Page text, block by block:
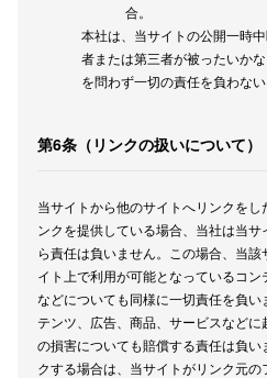
合。
本社は、当サイトの公開一時
者または第三者が被ったいか
を問わず一切の責任を負わない
第6条（リンクの扱いについて）
当サイトから他のサイトへリンクを
ンクを提供している場合、当社は当
ら責任は負いません。この場合、当
イト上で利用が可能となっているコ
などについても同様に一切責任を負
テンツ、広告、商品、サービスなど
の損害についても賠償する責任は負
クする場合は、当サイトがリンク元